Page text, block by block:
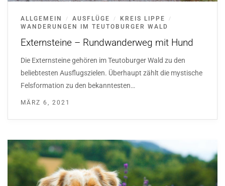
ALLGEMEIN / AUSFLÜGE / KREIS LIPPE /
WANDERUNGEN IM TEUTOBURGER WALD
Externsteine – Rundwanderweg mit Hund
Die Externsteine gehören im Teutoburger Wald zu den
beliebtesten Ausflugszielen. Überhaupt zählt die mystische
Felsformation zu den bekanntesten…
MÄRZ 6, 2021